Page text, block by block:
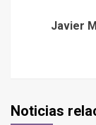
Javier
Noticias